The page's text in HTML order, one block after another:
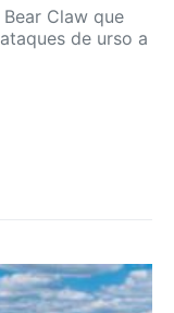
Claw que
de urso a